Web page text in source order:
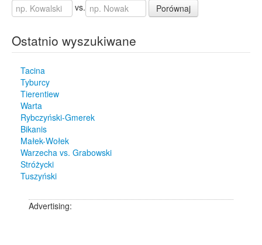
vs. Porównaj
Ostatnio wyszukiwane
Tacina
Tyburcy
Tierentiew
Warta
Rybczyński-Gmerek
Bikanis
Małek-Wołek
Warzecha vs. Grabowski
Stróżycki
Tuszyński
Advertising: